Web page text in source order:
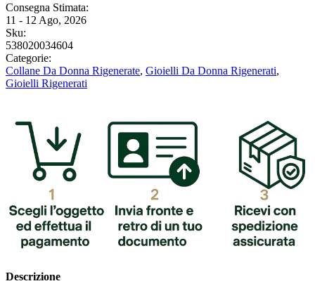
Consegna Stimata:
11 - 12 Ago, 2026
Sku:
538020034604
Categorie:
Collane Da Donna Rigenerate, Gioielli Da Donna Rigenerati,
Gioielli Rigenerati
Descrizione